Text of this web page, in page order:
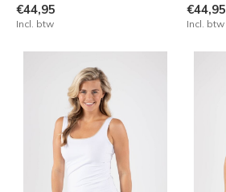
€44,95
Incl. btw
€44,95
Incl. btw